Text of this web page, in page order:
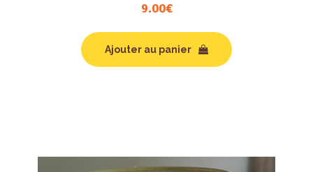
9.00€
Ajouter au panier